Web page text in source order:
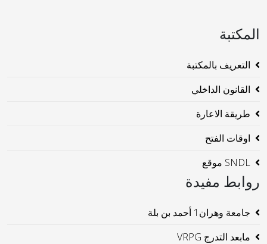
المكتبة
التعريف بالمكتبة
القانون الداخلي
طريقة الاعارة
اوقات الفتح
SNDL موقع
روابط مفيدة
جامعة وهران1 أحمد بن بلة
مابعد التدرج VRPG